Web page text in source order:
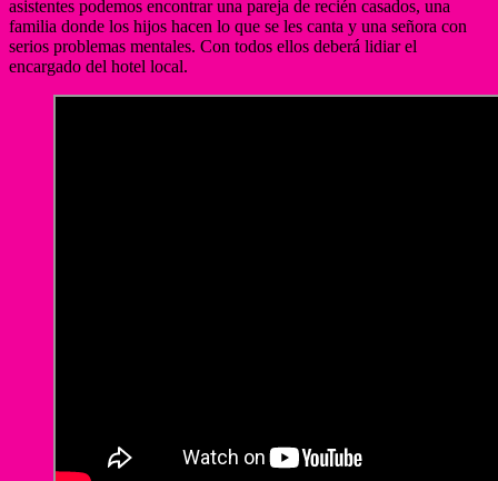
asistentes podemos encontrar una pareja de recién casados, una
familia donde los hijos hacen lo que se les canta y una señora con
serios problemas mentales. Con todos ellos deberá lidiar el
encargado del hotel local.